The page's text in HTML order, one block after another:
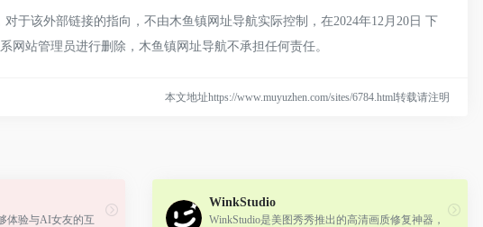
于该外部链接的指向，不由木鱼镇网址导航实际控制，在2024年12月20日 下
站管理员进行删除，木鱼镇网址导航不承担任何责任。
本文地址https://www.muyuzhen.com/sites/6784.html转载请注明
体验与AI女友的互
WinkStudio
WinkStudio是美图秀秀推出的高清画质修复神器，